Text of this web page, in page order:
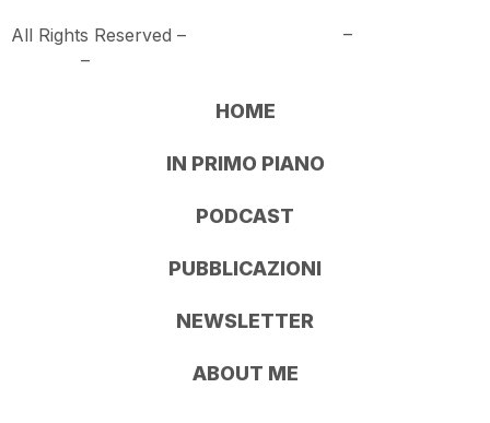
All Rights Reserved – –
–
HOME
IN PRIMO PIANO
PODCAST
PUBBLICAZIONI
NEWSLETTER
ABOUT ME